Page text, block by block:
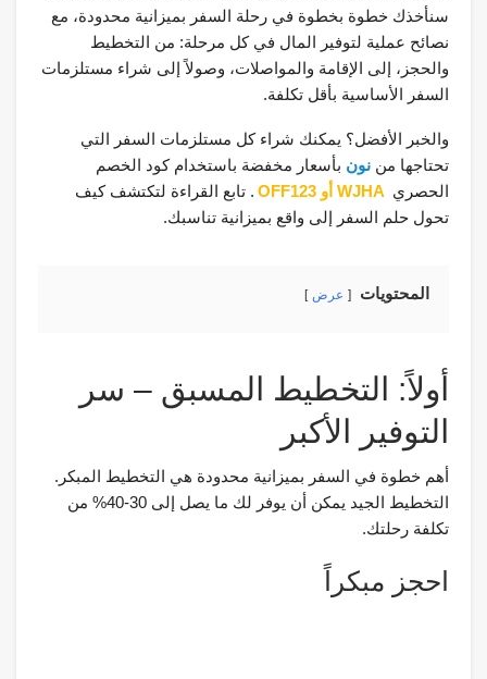
سنأخذك خطوة بخطوة في رحلة السفر بميزانية محدودة، مع
نصائح عملية لتوفير المال في كل مرحلة: من التخطيط
والحجز، إلى الإقامة والمواصلات، وصولاً إلى شراء مستلزمات
السفر الأساسية بأقل تكلفة.
والخبر الأفضل؟ يمكنك شراء كل مستلزمات السفر التي
تحتاجها من نون بأسعار مخفضة باستخدام كود الخصم
الحصري WJHA أو OFF123
. تابع القراءة لتكتشف كيف
تحول حلم السفر إلى واقع بميزانية تناسبك.
المحتويات عرض
أولاً: التخطيط المسبق – سر
التوفير الأكبر
أهم خطوة في السفر بميزانية محدودة هي التخطيط المبكر.
التخطيط الجيد يمكن أن يوفر لك ما يصل إلى 30-40% من
تكلفة رحلتك.
احجز مبكراً